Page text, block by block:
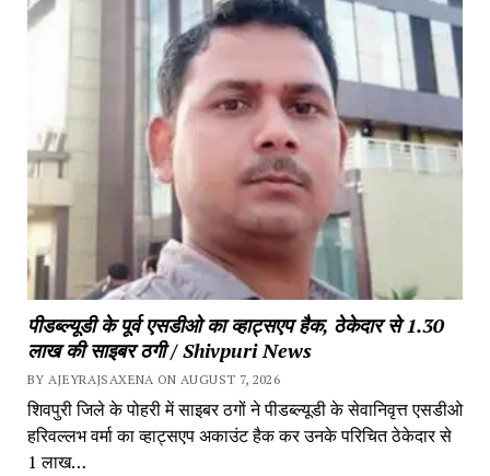
पीडब्ल्यूडी के पूर्व एसडीओ का व्हाट्सएप हैक, ठेकेदार से 1.30
लाख की साइबर ठगी / Shivpuri News
BY AJEYRAJSAXENA ON AUGUST 7, 2026
शिवपुरी जिले के पोहरी में साइबर ठगों ने पीडब्ल्यूडी के सेवानिवृत्त एसडीओ
हरिवल्लभ वर्मा का व्हाट्सएप अकाउंट हैक कर उनके परिचित ठेकेदार से
1 लाख…